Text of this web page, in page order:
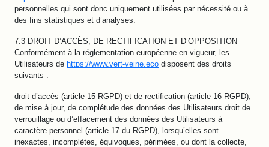
personnelles qui sont donc uniquement utilisées par nécessité ou à
des fins statistiques et d’analyses.
7.3 DROIT D’ACCÈS, DE RECTIFICATION ET D’OPPOSITION
Conformément à la réglementation européenne en vigueur, les
Utilisateurs de https://www.vert-veine.eco disposent des droits
suivants :
droit d’accès (article 15 RGPD) et de rectification (article 16 RGPD),
de mise à jour, de complétude des données des Utilisateurs droit de
verrouillage ou d’effacement des données des Utilisateurs à
caractère personnel (article 17 du RGPD), lorsqu’elles sont
inexactes, incomplètes, équivoques, périmées, ou dont la collecte,